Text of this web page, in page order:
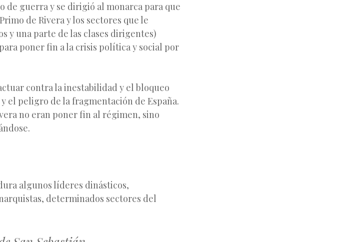
de guerra y se dirigió al monarca para que
de Rivera y los sectores que le
y una parte de las clases dirigentes)
poner fin a la crisis política y social por
contra la inestabilidad y el bloqueo
el peligro de la fragmentación de España.
no eran poner fin al régimen, sino
algunos líderes dinásticos,
determinados sectores del